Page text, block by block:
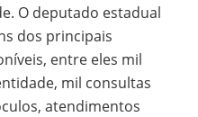
O deputado estadual
dos principais
entre eles mil
mil consultas
atendimentos